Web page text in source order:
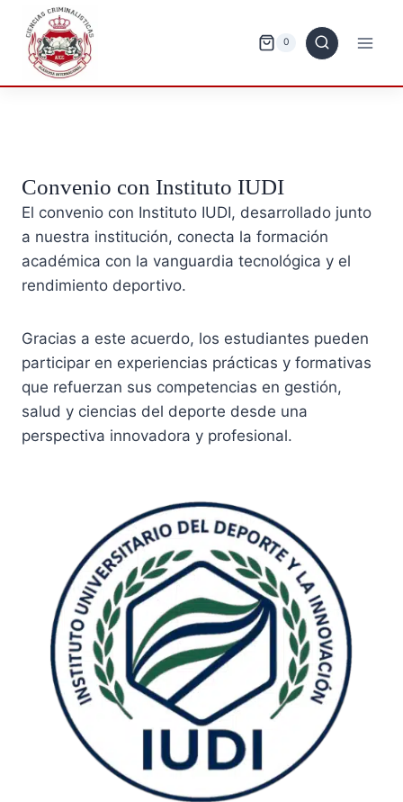
Saltar
contenido
0
Convenio con Instituto IUDI
El convenio con Instituto IUDI, desarrollado junto
a nuestra institución, conecta la formación
académica con la vanguardia tecnológica y el
rendimiento deportivo.
Gracias a este acuerdo, los estudiantes pueden
participar en experiencias prácticas y formativas
que refuerzan sus competencias en gestión,
salud y ciencias del deporte desde una
perspectiva innovadora y profesional.